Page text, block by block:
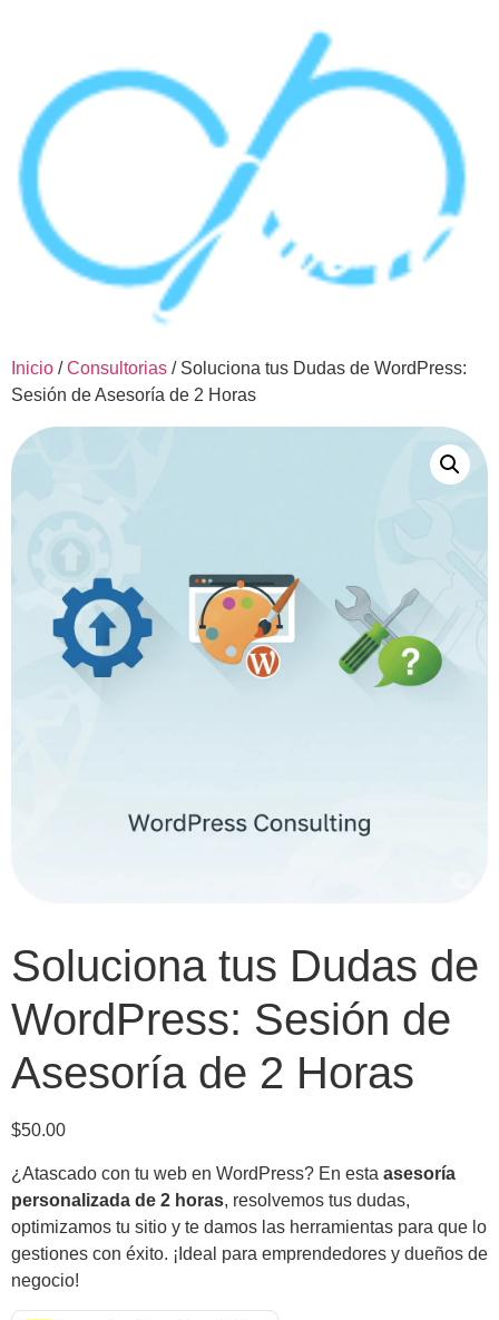
Inicio / Consultorias / Soluciona tus Dudas de WordPress:
Sesión de Asesoría de 2 Horas
Soluciona tus Dudas de
WordPress: Sesión de
Asesoría de 2 Horas
$50.00
¿Atascado con tu web en WordPress? En esta asesoría
personalizada de 2 horas, resolvemos tus dudas,
optimizamos tu sitio y te damos las herramientas para que lo
gestiones con éxito. ¡Ideal para emprendedores y dueños de
negocio!